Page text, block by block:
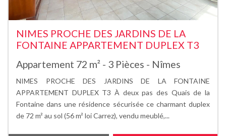
NIMES PROCHE DES JARDINS DE LA
FONTAINE APPARTEMENT DUPLEX T3
Appartement 72 m² - 3 Pièces - Nîmes
NIMES PROCHE DES JARDINS DE LA FONTAINE
APPARTEMENT DUPLEX T3 À deux pas des Quais de la
Fontaine dans une résidence sécurisée ce charmant duplex
de 72 m² au sol (56 m² loi Carrez), vendu meublé,...